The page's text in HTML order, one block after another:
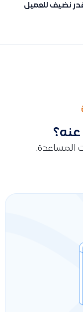
نضيف للعميل
المساعدة.